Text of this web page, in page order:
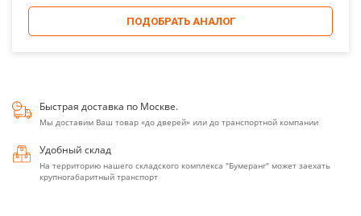
ПОДОБРАТЬ АНАЛОГ
Быстрая доставка по Москве.
Мы доставим Ваш товар «до дверей» или до транспортной компании
Удобный склад
На территорию нашего складского комплекса "Бумеранг" может заехать
крупногабаритный транспорт